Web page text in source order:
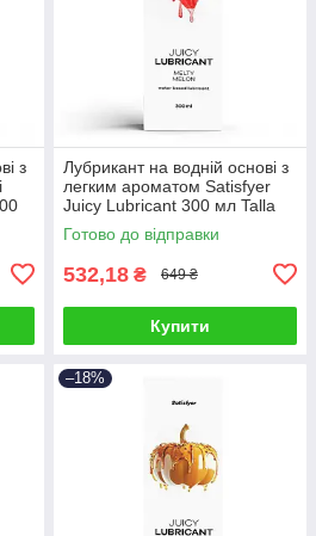
з
Лубрикант на водній основі з
легким ароматом Satisfyer
Juicy Lubricant 300 мл Talla
Готово до відправки
532,18 ₴ 649 ₴
Купити
–18%